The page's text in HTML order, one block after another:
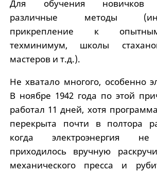
Для обучения новичков
различные методы
прикрепление к
техминимум, школы
мастеров и т.д.).
Не хватало многого, особенно
В ноябре 1942 года по этой
работал 11 дней, хотя
перекрыта почти в полтора
когда электроэнергия не
приходилось вручную
механического пресса и